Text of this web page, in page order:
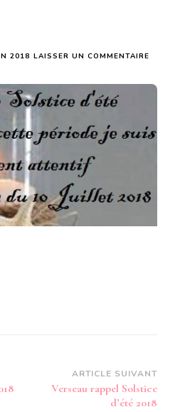
2018 LAISSER UN COMMENTAIRE
ARTICLE SUIVANT
Verseau rappel Solstice
d’été 2018